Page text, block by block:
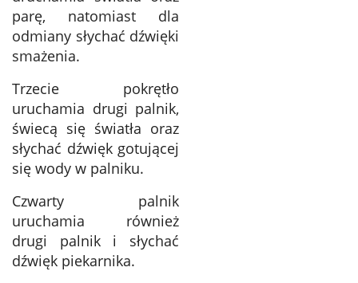
parę, natomiast dla
odmiany słychać dźwięki
smażenia.
Trzecie pokrętło
uruchamia drugi palnik,
świecą się światła oraz
słychać dźwięk gotującej
się wody w palniku.
Czwarty palnik
uruchamia również
drugi palnik i słychać
dźwięk piekarnika.